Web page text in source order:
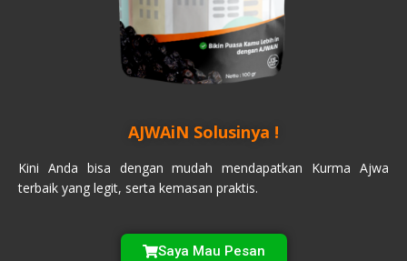
AJWAiN Solusinya !
Kini Anda bisa dengan mudah mendapatkan Kurma Ajwa
terbaik yang legit, serta kemasan praktis.
Saya Mau Pesan